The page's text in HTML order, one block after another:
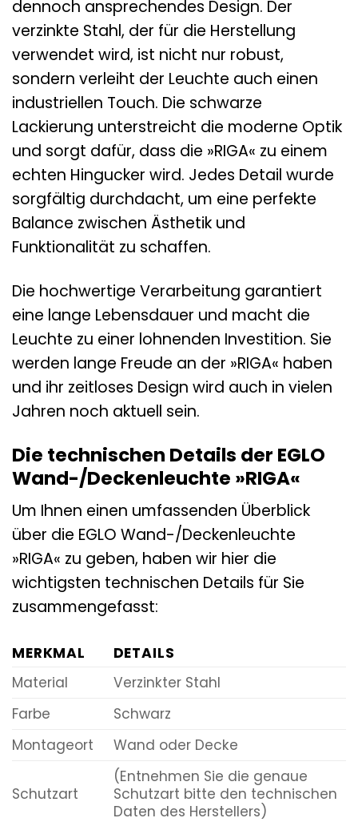
dennoch ansprechendes Design. Der
verzinkte Stahl, der für die Herstellung
verwendet wird, ist nicht nur robust,
sondern verleiht der Leuchte auch einen
industriellen Touch. Die schwarze
Lackierung unterstreicht die moderne Optik
und sorgt dafür, dass die »RIGA« zu einem
echten Hingucker wird. Jedes Detail wurde
sorgfältig durchdacht, um eine perfekte
Balance zwischen Ästhetik und
Funktionalität zu schaffen.
Die hochwertige Verarbeitung garantiert
eine lange Lebensdauer und macht die
Leuchte zu einer lohnenden Investition. Sie
werden lange Freude an der »RIGA« haben
und ihr zeitloses Design wird auch in vielen
Jahren noch aktuell sein.
Die technischen Details der EGLO
Wand-/Deckenleuchte »RIGA«
Um Ihnen einen umfassenden Überblick
über die EGLO Wand-/Deckenleuchte
»RIGA« zu geben, haben wir hier die
wichtigsten technischen Details für Sie
zusammengefasst:
MERKMAL
DETAILS
Material
Verzinkter Stahl
Farbe
Schwarz
Montageort
Wand oder Decke
Schutzart
(Entnehmen Sie die genaue
Schutzart bitte den technischen
Daten des Herstellers)